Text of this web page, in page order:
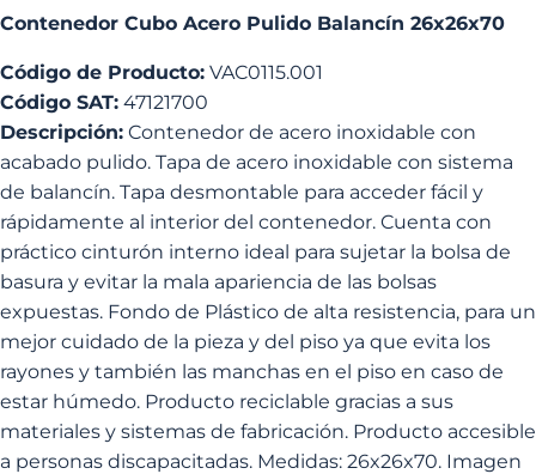
Contenedor Cubo Acero Pulido Balancín 26x26x70
Código de Producto: VAC0115.001
Código SAT: 47121700
Descripción: Contenedor de acero inoxidable con
acabado pulido. Tapa de acero inoxidable con sistema
de balancín. Tapa desmontable para acceder fácil y
rápidamente al interior del contenedor. Cuenta con
práctico cinturón interno ideal para sujetar la bolsa de
basura y evitar la mala apariencia de las bolsas
expuestas. Fondo de Plástico de alta resistencia, para un
mejor cuidado de la pieza y del piso ya que evita los
rayones y también las manchas en el piso en caso de
estar húmedo. Producto reciclable gracias a sus
materiales y sistemas de fabricación. Producto accesible
a personas discapacitadas. Medidas: 26x26x70. Imagen